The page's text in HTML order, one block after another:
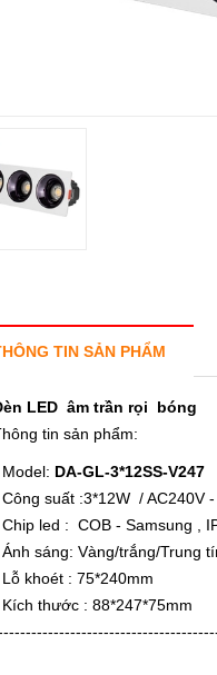
TIN SẢN PHẨM
LED âm trần rọi bóng
tin sản phẩm:
DA-GL-3*12SS-V247
suất :3*12W / AC240V
led : COB - Samsung ,
sáng: Vàng/trắng/Trung
khoét : 75*240mm
thước : 88*247*75mm